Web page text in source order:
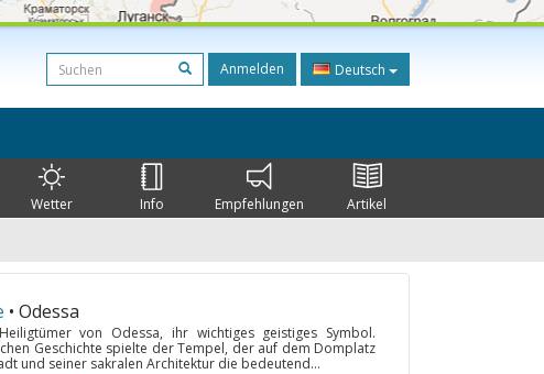
Anmelden Deutsch
Wetter Info Empfehlungen Artikel
• Odessa
von Odessa, ihr wichtiges geistiges Symbol.
Geschichte spielte der Tempel, der auf dem Domplatz
und seiner sakralen Architektur die bedeutend...